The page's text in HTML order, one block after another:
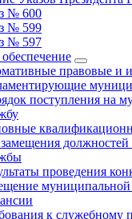
№ 600
№ 599
№ 597
правовые и
поступления на
замещения
проведения
к служебному